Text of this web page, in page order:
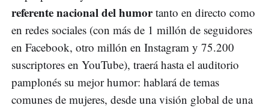
referente nacional del humortanto en directo como
en redes sociales (con más de 1 millón de seguidores
en Facebook, otro millón en Instagram y 75.200
suscriptores en YouTube), traerá hasta el auditorio
pamplonés su mejor humor: hablará de temas
comunes de mujeres, desde una visión global de una